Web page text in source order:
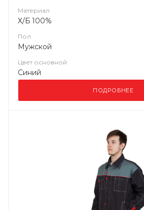
Материал
Х/Б 100%
Пол
Мужской
Цвет основной
Синий
ПОДРОБНЕЕ